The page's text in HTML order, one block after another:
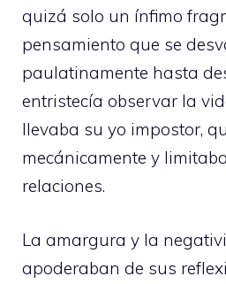
quizá solo un ínfimo
pensamiento que se
paulatinamente hasta
entristecía observar la
llevaba su yo impostor,
mecánicamente y
relaciones.
La amargura y la
apoderaban de sus